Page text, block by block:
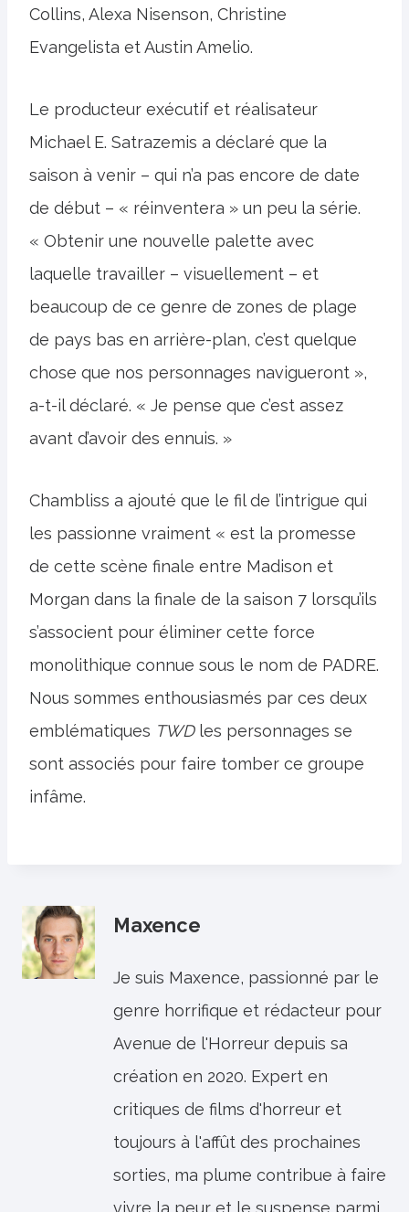
Collins, Alexa Nisenson, Christine
Evangelista et Austin Amelio.
Le producteur exécutif et réalisateur
Michael E. Satrazemis a déclaré que la
saison à venir – qui n’a pas encore de date
de début – « réinventera » un peu la série.
« Obtenir une nouvelle palette avec
laquelle travailler – visuellement – et
beaucoup de ce genre de zones de plage
de pays bas en arrière-plan, c’est quelque
chose que nos personnages navigueront »,
a-t-il déclaré. « Je pense que c’est assez
avant d’avoir des ennuis. »
Chambliss a ajouté que le fil de l’intrigue qui
les passionne vraiment « est la promesse
de cette scène finale entre Madison et
Morgan dans la finale de la saison 7 lorsqu’ils
s’associent pour éliminer cette force
monolithique connue sous le nom de PADRE.
Nous sommes enthousiasmés par ces deux
emblématiques TWDles personnages se
sont associés pour faire tomber ce groupe
infâme.
Maxence
Je suis Maxence, passionné par le
genre horrifique et rédacteur pour
Avenue de l'Horreur depuis sa
création en 2020. Expert en
critiques de films d'horreur et
toujours à l'affût des prochaines
sorties, ma plume contribue à faire
vivre la peur et le suspense parmi